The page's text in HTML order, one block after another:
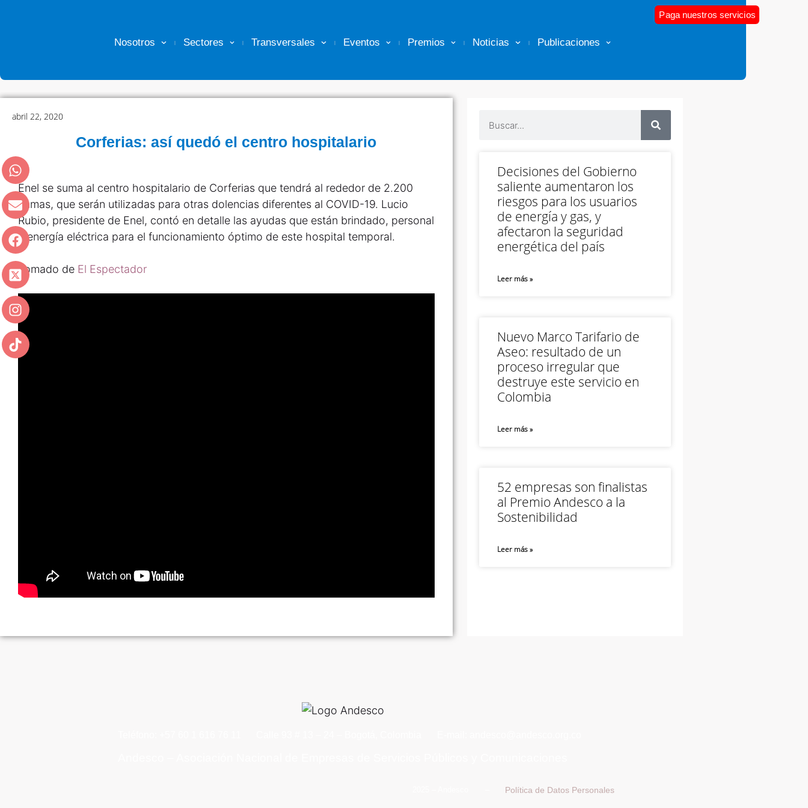
Nosotros Sectores Transversales Eventos Premios Noticias Publicaciones
Paga nuestros servicios
abril 22, 2020
Corferias: así quedó el centro hospitalario
Enel se suma al centro hospitalario de Corferias que tendrá al rededor de 2.200
camas, que serán utilizadas para otras dolencias diferentes al COVID-19. Lucio
Rubio, presidente de Enel, contó en detalle las ayudas que están brindado, personal
y energía eléctrica para el funcionamiento óptimo de este hospital temporal.
Tomado de El Espectador
Decisiones del Gobierno
saliente aumentaron los
riesgos para los usuarios
de energía y gas, y
afectaron la seguridad
energética del país
Leer más »
Nuevo Marco Tarifario de
Aseo: resultado de un
proceso irregular que
destruye este servicio en
Colombia
Leer más »
52 empresas son finalistas
al Premio Andesco a la
Sostenibilidad
Leer más »
Política de Datos Personales